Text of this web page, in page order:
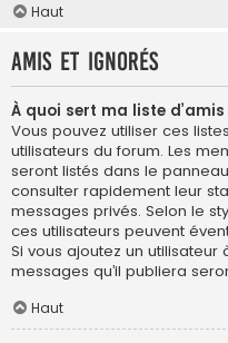
Haut
Amis et ignorés
À quoi sert ma liste d’amis
Vous pouvez utiliser ces
utilisateurs du forum. Les
seront listés dans le
consulter rapidement leur
messages privés. Selon le
ces utilisateurs peuvent
Si vous ajoutez un utilisateur
messages qu’il publiera
Haut